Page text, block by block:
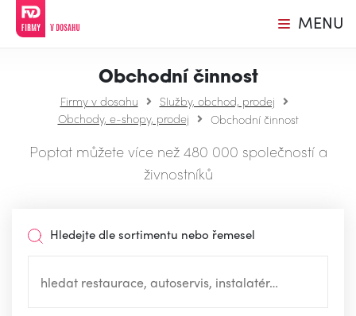
MENU
Obchodní činnost
Firmy v dosahu
Služby, obchod, prodej
Obchody, e-shopy, prodej
Obchodní činnost
Poptat můžete více než 480 000 společností a
živnostníků
Hledejte dle sortimentu nebo řemesel